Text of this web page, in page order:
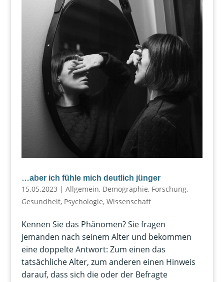
…aber ich fühle mich deutlich jünger
15.05.2023 | Allgemein, Demographie, Forschung,
Gesundheit, Psychologie, Wissenschaft
Kennen Sie das Phänomen? Sie fragen
jemanden nach seinem Alter und bekommen
eine doppelte Antwort: Zum einen das
tatsächliche Alter, zum anderen einen Hinweis
darauf, dass sich die oder der Befragte